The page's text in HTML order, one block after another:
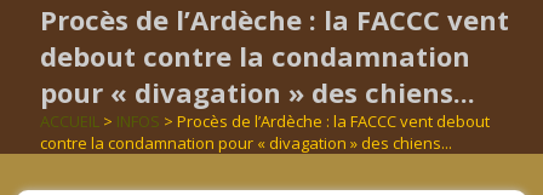
Procès de l’Ardèche : la FACCC vent
debout contre la condamnation
pour « divagation » des chiens...
ACCUEIL > INFOS > Procès de l’Ardèche : la FACCC vent debout
contre la condamnation pour « divagation » des chiens...